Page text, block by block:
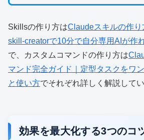
Skillsの作り方はClaudeスキルの作り
skill-creatorで10分で自分専用AIが作
で、カスタムコマンドの作り方は
マンド完全ガイド｜定型タスクをワ
と使い方でそれぞれ詳しく解説してい
効果を最大化する3つのコ